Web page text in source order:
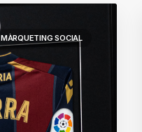
MÀRQUETING SOCIAL